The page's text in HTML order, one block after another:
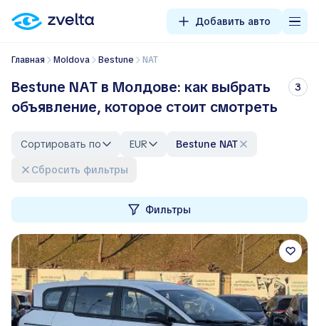
Добавить авто
Главная Moldova Bestune NAT
Bestune NAT в Молдове: как выбрать
объявление, которое стоит смотреть
3
Сортировать по EUR
Bestune NAT
Сбросить фильтры
Фильтры